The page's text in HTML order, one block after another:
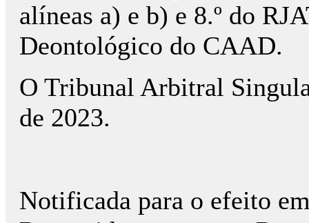
alíneas a) e b) e 8.º do
Deontológico do CAAD.
O Tribunal Arbitral
de 2023.
Notificada para o efeito